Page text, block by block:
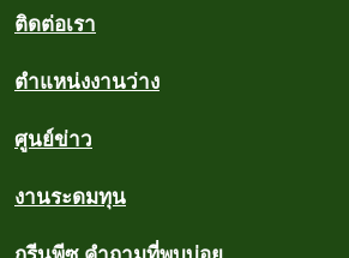
ติดต่อเรา
ตำแหน่งงานว่าง
ศูนย์ข่าว
งานระดมทุน